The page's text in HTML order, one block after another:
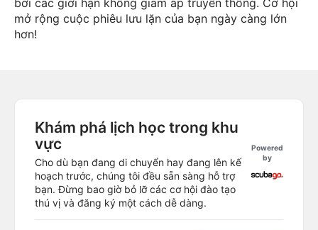
mở rộng cuộc phiêu lưu lặn của bạn ngày càng lớn
hơn!
Khám phá lịch học trong khu
vực
Cho dù bạn đang di chuyển hay đang lên kế
hoạch trước, chúng tôi đều sẵn sàng hỗ trợ
bạn. Đừng bao giờ bỏ lỡ các cơ hội đào tạo
thú vị và đăng ký một cách dễ dàng.
Powered
by